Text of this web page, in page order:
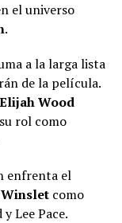
el universo
.
a la larga lista
de la película.
Elijah Wood
rol como
enfrenta el
como
Lee Pace.